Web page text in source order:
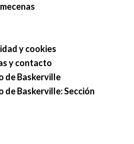
y cookies
y contacto
de Baskerville
de Baskerville: Sección